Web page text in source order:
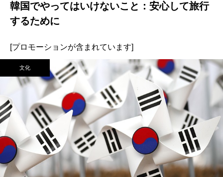
韓国でやってはいけないこと：安心して旅行
するために
[プロモーションが含まれています]
文化